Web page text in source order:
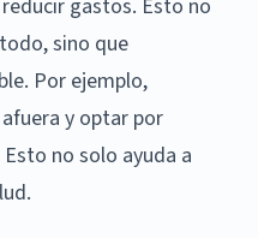
gastos. Esto no
sino que
Por ejemplo,
y optar por
no solo ayuda a